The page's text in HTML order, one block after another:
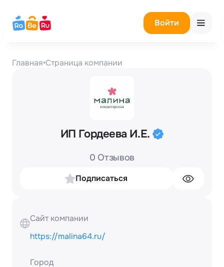
Войти
Главная•Страница компании
ИП Гордеева И.Е.
0 Отзывов
Подписаться
Сайт компании
https://malina64.ru/
Город